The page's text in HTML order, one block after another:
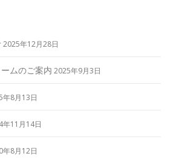
2025年12月28日
ムのご案内 2025年9月3日
年8月13日
年11月14日
年8月12日